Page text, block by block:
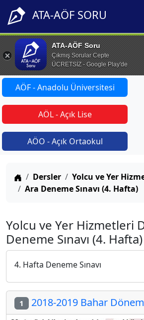
ATA-AÖF SORU
ATA-AÖF Soru
Çıkmış Sorular Cepte
ÜCRETSİZ - Google Play'de
AÖF - Anadolu Üniversitesi
AÖL - Açık Lise
AÖO - Açık Ortaokul
Anasayfa
Dersler
Yolcu ve Yer
Ara Deneme Sınavı (4. Hafta)
Yolcu ve Yer Hizmetleri
Deneme Sınavı (4. Hafta)
4. Hafta Deneme Sınavı
1 2018-2019 Bahar Dönemi